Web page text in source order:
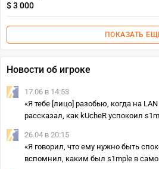
$ 3 000
ПОКАЗАТЬ
Новости об игроке
17.06 в 14:53
«Я тебе [лицо] разобью, когда на
рассказал, как kUcheR успокоил
26.04 в 20:15
«Я говорил, что ему нужно быть
вспомнил, каким был s1mple в